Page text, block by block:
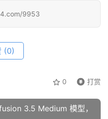
注册
9953
(0)
0 打赏
3.5 Medium 模型，